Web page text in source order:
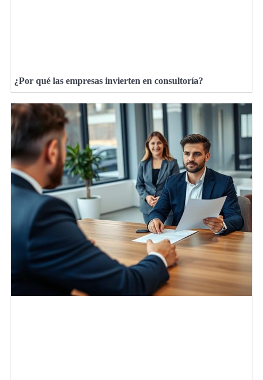
¿Por qué las empresas invierten en consultoría?